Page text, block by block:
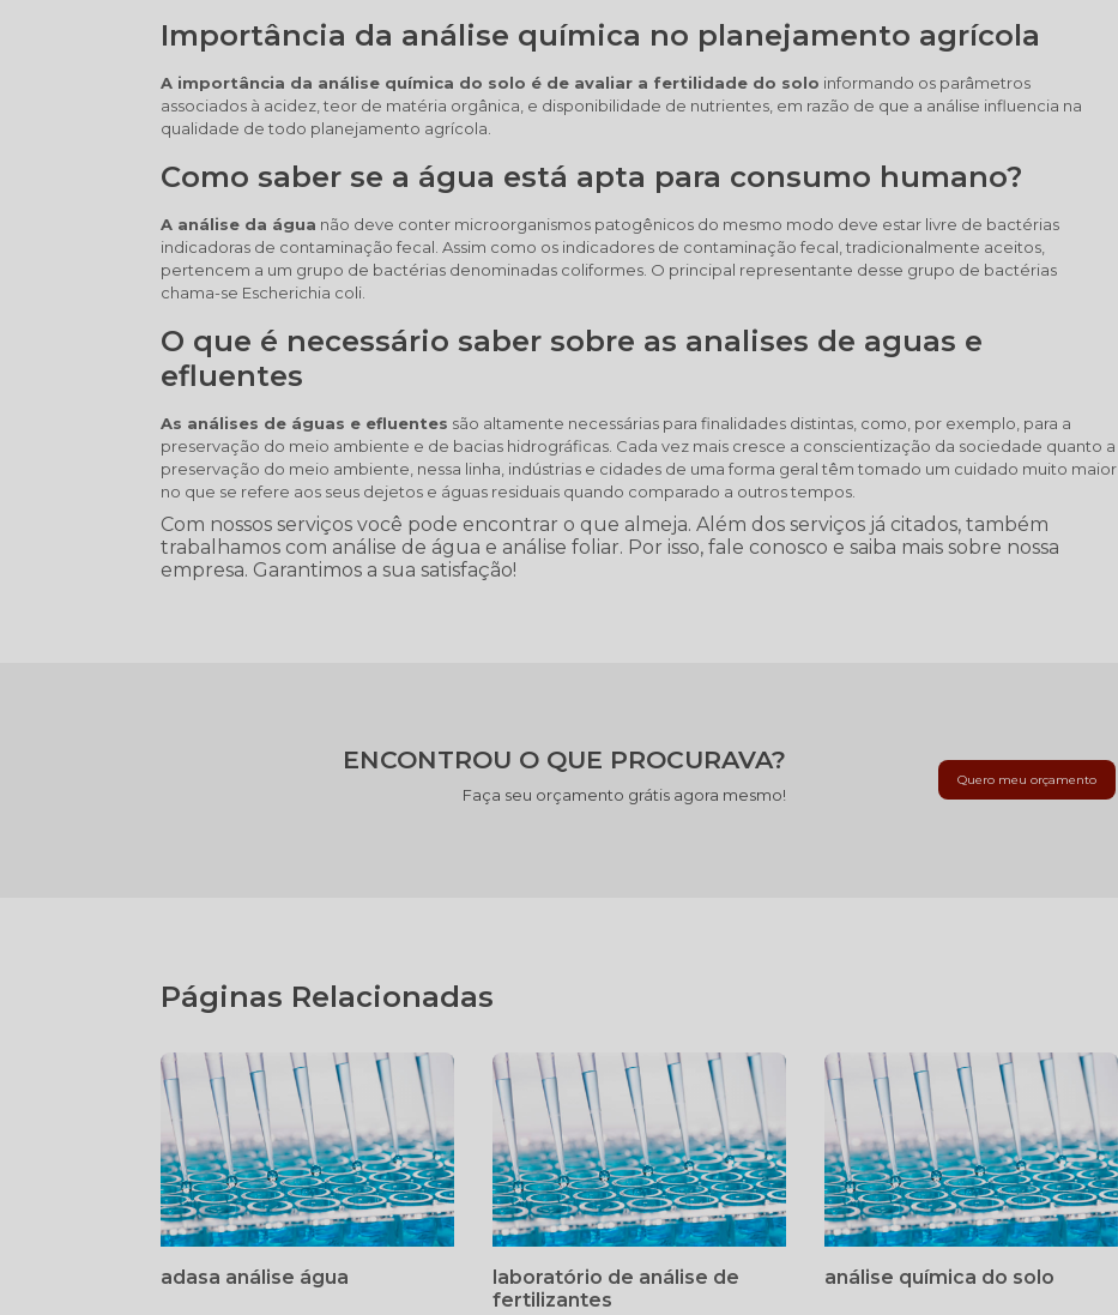
Importância da análise química no planejamento agrícola
A importância da análise química do solo é de avaliar a fertilidade do solo informando os parâmetros
associados à acidez, teor de matéria orgânica, e disponibilidade de nutrientes, em razão de que a análise influencia na
qualidade de todo planejamento agrícola.
Como saber se a água está apta para consumo humano?
A análise da água não deve conter microorganismos patogênicos do mesmo modo deve estar livre de bactérias
indicadoras de contaminação fecal. Assim como os indicadores de contaminação fecal, tradicionalmente aceitos,
pertencem a um grupo de bactérias denominadas coliformes. O principal representante desse grupo de bactérias
chama-se Escherichia coli.
O que é necessário saber sobre as analises de aguas e
efluentes
As análises de águas e efluentes são altamente necessárias para finalidades distintas, como, por exemplo, para a
preservação do meio ambiente e de bacias hidrográficas. Cada vez mais cresce a conscientização da sociedade quanto a
preservação do meio ambiente, nessa linha, indústrias e cidades de uma forma geral têm tomado um cuidado muito maior
no que se refere aos seus dejetos e águas residuais quando comparado a outros tempos.
Com nossos serviços você pode encontrar o que almeja. Além dos serviços já citados, também
trabalhamos com análise de água e análise foliar. Por isso, fale conosco e saiba mais sobre nossa
empresa. Garantimos a sua satisfação!
ENCONTROU O QUE PROCURAVA?
Faça seu orçamento grátis agora mesmo!
Quero meu orçamento
Páginas Relacionadas
adasa análise água
laboratório de análise de
fertilizantes
análise química do solo